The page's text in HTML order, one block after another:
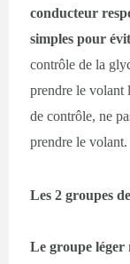
conducteur
simples pour
contrôle de la
prendre le volant
de contrôle, ne
prendre le volant.
Les 2 groupes
Le groupe léger